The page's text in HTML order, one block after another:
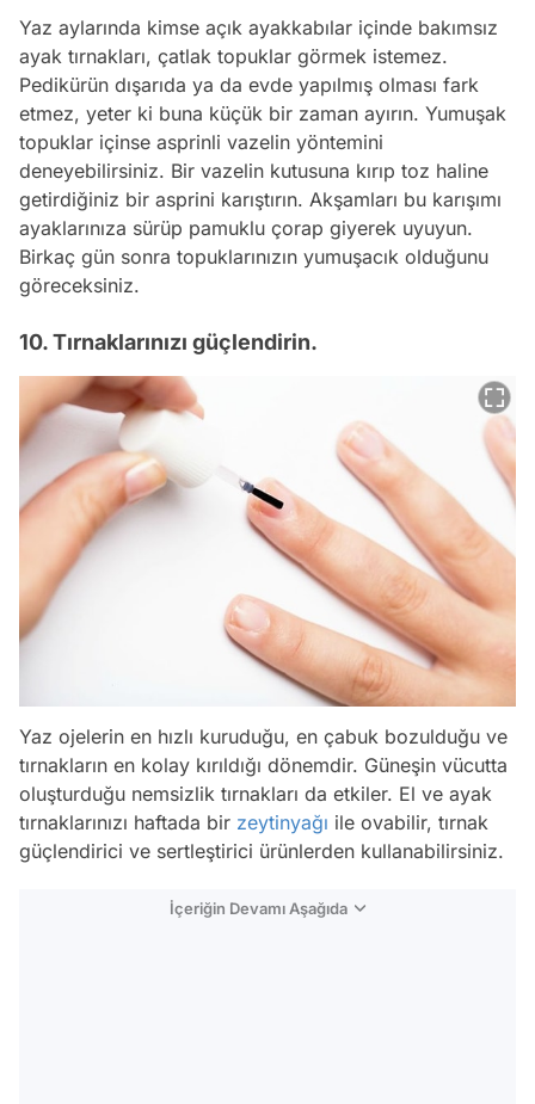
Yaz aylarında kimse açık ayakkabılar içinde bakımsız
ayak tırnakları, çatlak topuklar görmek istemez.
Pedikürün dışarıda ya da evde yapılmış olması fark
etmez, yeter ki buna küçük bir zaman ayırın. Yumuşak
topuklar içinse asprinli vazelin yöntemini
deneyebilirsiniz. Bir vazelin kutusuna kırıp toz haline
getirdiğiniz bir asprini karıştırın. Akşamları bu karışımı
ayaklarınıza sürüp pamuklu çorap giyerek uyuyun.
Birkaç gün sonra topuklarınızın yumuşacık olduğunu
göreceksiniz.
10. Tırnaklarınızı güçlendirin.
Yaz ojelerin en hızlı kuruduğu, en çabuk bozulduğu ve
tırnakların en kolay kırıldığı dönemdir. Güneşin vücutta
oluşturduğu nemsizlik tırnakları da etkiler. El ve ayak
tırnaklarınızı haftada bir zeytinyağı ile ovabilir, tırnak
güçlendirici ve sertleştirici ürünlerden kullanabilirsiniz.
İçeriğin Devamı Aşağıda